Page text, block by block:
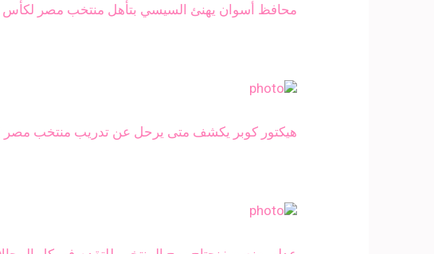
محافظ أسوان يهنئ السيسي بتأهل منتخب مصر لكأس
هيكتور كوبر يكشف متى يرحل عن تدريب منتخب مصر